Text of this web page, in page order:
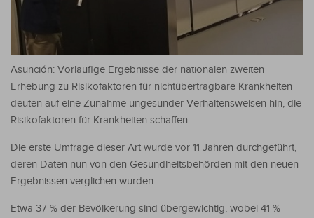
Asunción: Vorläufige Ergebnisse der nationalen zweiten
Erhebung zu Risikofaktoren für nichtübertragbare Krankheiten
deuten auf eine Zunahme ungesunder Verhaltensweisen hin, die
Risikofaktoren für Krankheiten schaffen.
Die erste Umfrage dieser Art wurde vor 11 Jahren durchgeführt,
deren Daten nun von den Gesundheitsbehörden mit den neuen
Ergebnissen verglichen wurden.
Etwa 37 % der Bevölkerung sind übergewichtig, wobei 41 %